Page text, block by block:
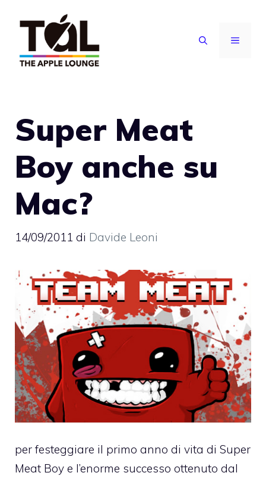
contenuto
MENU
Super Meat
Boy anche su
Mac?
14/09/2011 di Davide Leoni
per festeggiare il primo anno di vita di Super
Meat Boy e l’enorme successo ottenuto dal